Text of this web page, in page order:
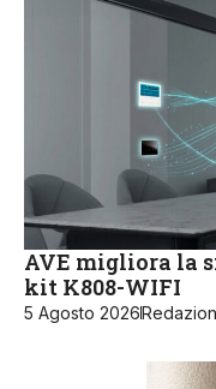
AVE migliora la
kit K808-WIFI
5 Agosto 2026